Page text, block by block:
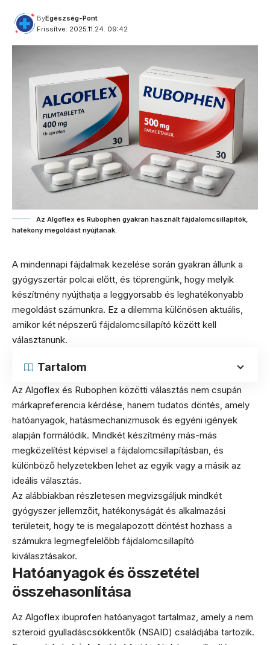
Frissítve: 2025.11.24. 09:42
ByEgészség-Pont
Az Algoflex és Rubophen gyakran használt fájdalomcsillapítók,
hatékony megoldást nyújtanak.
A mindennapi fájdalmak kezelése során gyakran állunk a
gyógyszertár polcai előtt, és töprengünk, hogy melyik
készítmény nyújthatja a leggyorsabb és leghatékonyabb
megoldást számunkra. Ez a dilemma különösen aktuális,
amikor két népszerű fájdalomcsillapító között kell
választanunk.
Tartalom
Az Algoflex és Rubophen közötti választás nem csupán
márkapreferencia kérdése, hanem tudatos döntés, amely
hatóanyagok, hatásmechanizmusok és egyéni igények
alapján formálódik. Mindkét készítmény más-más
megközelítést képvisel a fájdalomcsillapításban, és
különböző helyzetekben lehet az egyik vagy a másik az
ideális választás.
Az alábbiakban részletesen megvizsgáljuk mindkét
gyógyszer jellemzőit, hatékonyságát és alkalmazási
területeit, hogy te is megalapozott döntést hozhass a
számukra legmegfelelőbb fájdalomcsillapító
kiválasztásakor.
Hatóanyagok és összetétel
összehasonlítása
Az Algoflex ibuprofen hatóanyagot tartalmaz, amely a nem
szteroid gyulladáscsökkentők (NSAID) családjába tartozik.